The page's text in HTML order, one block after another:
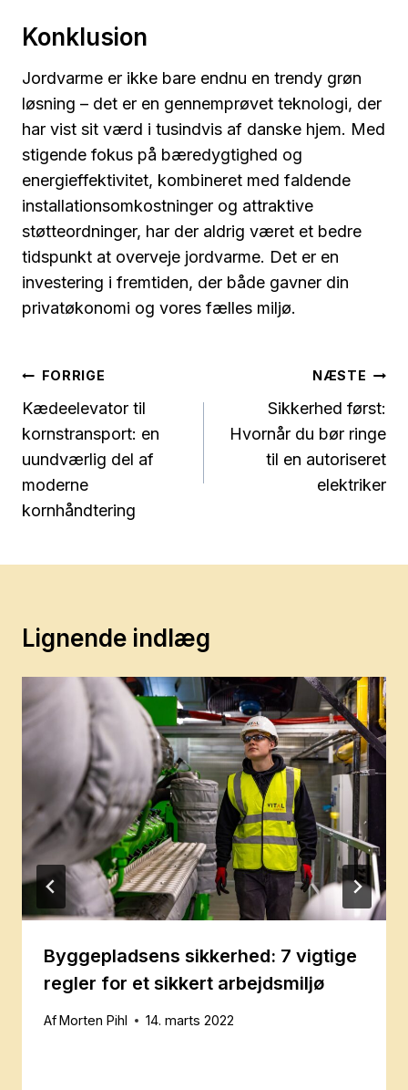
Konklusion
Jordvarme er ikke bare endnu en trendy grøn
løsning – det er en gennemprøvet teknologi, der
har vist sit værd i tusindvis af danske hjem. Med
stigende fokus på bæredygtighed og
energieffektivitet, kombineret med faldende
installationsomkostninger og attraktive
støtteordninger, har der aldrig været et bedre
tidspunkt at overveje jordvarme. Det er en
investering i fremtiden, der både gavner din
privatøkonomi og vores fælles miljø.
Indlægsnavigation
FORRIGE
Kædeelevator til
kornstransport: en
uundværlig del af
moderne
kornhåndtering
NÆSTE
Sikkerhed først:
Hvornår du bør ringe
til en autoriseret
elektriker
Lignende indlæg
Byggepladsens sikkerhed: 7 vigtige
regler for et sikkert arbejdsmiljø
AfMorten Pihl 14. marts 2022